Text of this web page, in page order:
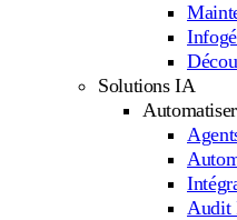
Solutions IA
Audit